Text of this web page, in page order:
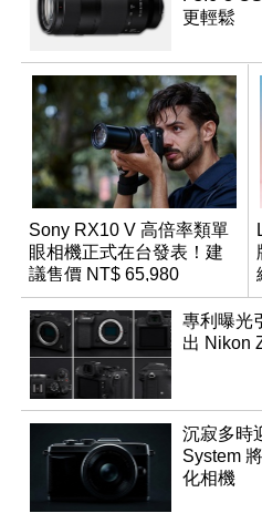
更輕鬆
Sony RX10 V 高倍率類單
眼相機正式在台發表！建
議售價 NT$ 65,980
專利曝光
出 Nikon
沉寂多時
System
化相機